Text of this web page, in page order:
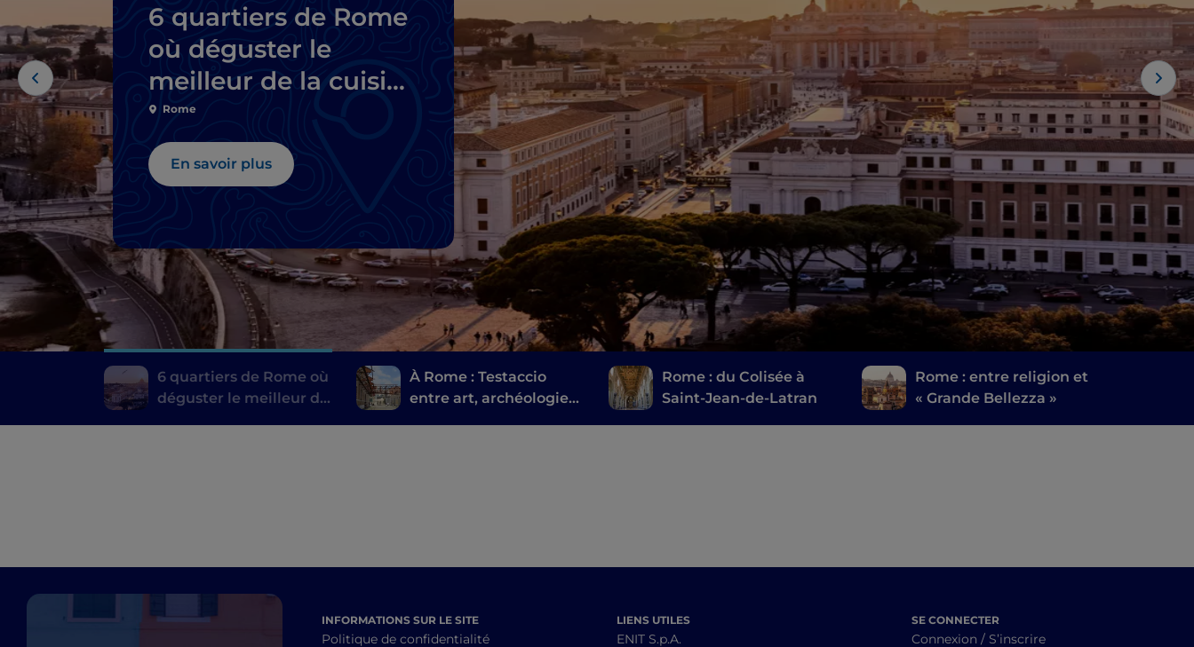
6 quartiers de Rome
où déguster le
meilleur de la cuisine
typique
Rome
En savoir plus
6 quartiers de Rome où
déguster le meilleur de
À Rome : Testaccio
entre art, archéologie
Rome : du Colisée à
Saint-Jean-de-Latran
Rome : entre religion et
« Grande Bellezza »
INFORMATIONS SUR LE SITE
Politique de confidentialité
LIENS UTILES
ENIT S.p.A.
SE CONNECTER
Connexion / S’inscrire